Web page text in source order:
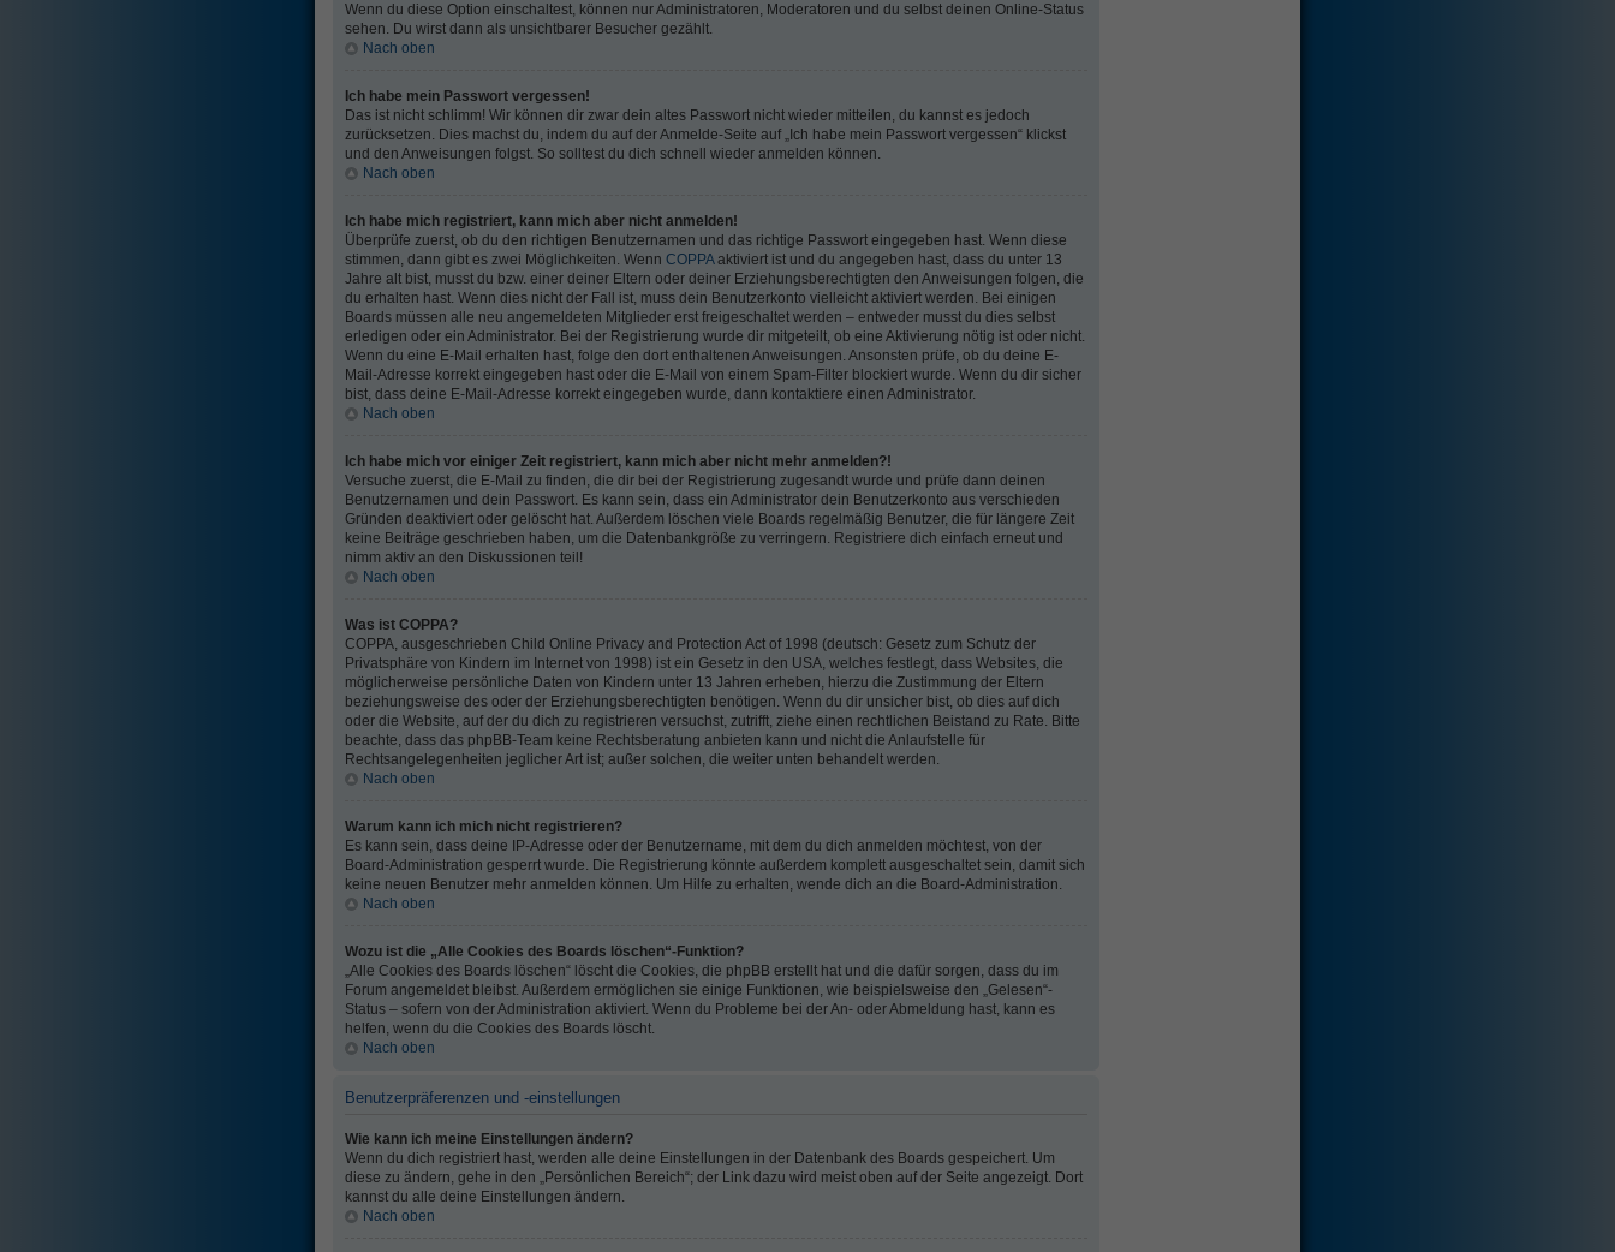
Wenn du diese Option einschaltest, können nur Administratoren, Moderatoren und du selbst deinen Online-Status
sehen. Du wirst dann als unsichtbarer Besucher gezählt.
Nach oben
Ich habe mein Passwort vergessen!
Das ist nicht schlimm! Wir können dir zwar dein altes Passwort nicht wieder mitteilen, du kannst es jedoch
zurücksetzen. Dies machst du, indem du auf der Anmelde-Seite auf „Ich habe mein Passwort vergessen“ klickst
und den Anweisungen folgst. So solltest du dich schnell wieder anmelden können.
Nach oben
Ich habe mich registriert, kann mich aber nicht anmelden!
Überprüfe zuerst, ob du den richtigen Benutzernamen und das richtige Passwort eingegeben hast. Wenn diese
stimmen, dann gibt es zwei Möglichkeiten. Wenn COPPAaktiviert ist und du angegeben hast, dass du unter 13
Jahre alt bist, musst du bzw. einer deiner Eltern oder deiner Erziehungsberechtigten den Anweisungen folgen, die
du erhalten hast. Wenn dies nicht der Fall ist, muss dein Benutzerkonto vielleicht aktiviert werden. Bei einigen
Boards müssen alle neu angemeldeten Mitglieder erst freigeschaltet werden – entweder musst du dies selbst
erledigen oder ein Administrator. Bei der Registrierung wurde dir mitgeteilt, ob eine Aktivierung nötig ist oder nicht.
Wenn du eine E-Mail erhalten hast, folge den dort enthaltenen Anweisungen. Ansonsten prüfe, ob du deine E-
Mail-Adresse korrekt eingegeben hast oder die E-Mail von einem Spam-Filter blockiert wurde. Wenn du dir sicher
bist, dass deine E-Mail-Adresse korrekt eingegeben wurde, dann kontaktiere einen Administrator.
Nach oben
Ich habe mich vor einiger Zeit registriert, kann mich aber nicht mehr anmelden?!
Versuche zuerst, die E-Mail zu finden, die dir bei der Registrierung zugesandt wurde und prüfe dann deinen
Benutzernamen und dein Passwort. Es kann sein, dass ein Administrator dein Benutzerkonto aus verschieden
Gründen deaktiviert oder gelöscht hat. Außerdem löschen viele Boards regelmäßig Benutzer, die für längere Zeit
keine Beiträge geschrieben haben, um die Datenbankgröße zu verringern. Registriere dich einfach erneut und
nimm aktiv an den Diskussionen teil!
Nach oben
Was ist COPPA?
COPPA, ausgeschrieben Child Online Privacy and Protection Act of 1998 (deutsch: Gesetz zum Schutz der
Privatsphäre von Kindern im Internet von 1998) ist ein Gesetz in den USA, welches festlegt, dass Websites, die
möglicherweise persönliche Daten von Kindern unter 13 Jahren erheben, hierzu die Zustimmung der Eltern
beziehungsweise des oder der Erziehungsberechtigten benötigen. Wenn du dir unsicher bist, ob dies auf dich
oder die Website, auf der du dich zu registrieren versuchst, zutrifft, ziehe einen rechtlichen Beistand zu Rate. Bitte
beachte, dass das phpBB-Team keine Rechtsberatung anbieten kann und nicht die Anlaufstelle für
Rechtsangelegenheiten jeglicher Art ist; außer solchen, die weiter unten behandelt werden.
Nach oben
Warum kann ich mich nicht registrieren?
Es kann sein, dass deine IP-Adresse oder der Benutzername, mit dem du dich anmelden möchtest, von der
Board-Administration gesperrt wurde. Die Registrierung könnte außerdem komplett ausgeschaltet sein, damit sich
keine neuen Benutzer mehr anmelden können. Um Hilfe zu erhalten, wende dich an die Board-Administration.
Nach oben
Wozu ist die „Alle Cookies des Boards löschen“-Funktion?
„Alle Cookies des Boards löschen“ löscht die Cookies, die phpBB erstellt hat und die dafür sorgen, dass du im
Forum angemeldet bleibst. Außerdem ermöglichen sie einige Funktionen, wie beispielsweise den „Gelesen“-
Status – sofern von der Administration aktiviert. Wenn du Probleme bei der An- oder Abmeldung hast, kann es
helfen, wenn du die Cookies des Boards löscht.
Nach oben
Benutzerpräferenzen und -einstellungen
Wie kann ich meine Einstellungen ändern?
Wenn du dich registriert hast, werden alle deine Einstellungen in der Datenbank des Boards gespeichert. Um
diese zu ändern, gehe in den „Persönlichen Bereich“; der Link dazu wird meist oben auf der Seite angezeigt. Dort
kannst du alle deine Einstellungen ändern.
Nach oben